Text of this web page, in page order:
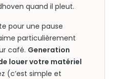
quand il pleut.
pour une pause
particulièrement
café. Generation
louer votre matériel
(c’est simple et